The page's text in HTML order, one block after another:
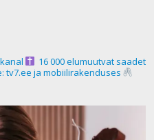
16 000 elumuutvat saadet
tv7.ee ja mobiilirakenduses